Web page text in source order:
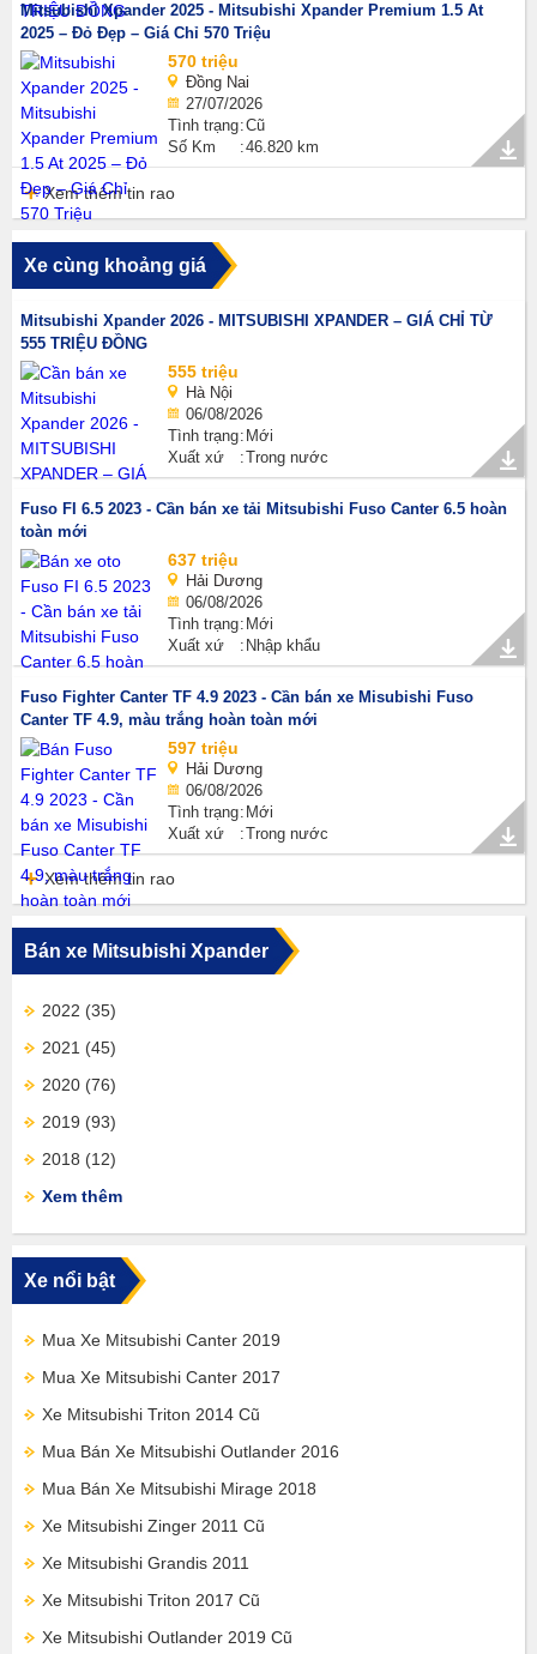
Mitsubishi Xpander 2025 - Mitsubishi Xpander Premium 1.5 At
2025 – Đỏ Đẹp – Giá Chỉ 570 Triệu
570 triệu
Đồng Nai
27/07/2026
Tình trạng Cũ
Số Km
46.820 km
Xem thêm tin rao
Xe cùng khoảng giá
Mitsubishi Xpander 2026 - MITSUBISHI XPANDER – GIÁ CHỈ TỪ
555 TRIỆU ĐỒNG
555 triệu
Hà Nội
06/08/2026
Tình trạng Mới
Xuất xứ
Trong nước
Fuso FI 6.5 2023 - Cần bán xe tải Mitsubishi Fuso Canter 6.5 hoàn
toàn mới
637 triệu
Hải Dương
06/08/2026
Tình trạng Mới
Xuất xứ
Nhập khẩu
Fuso Fighter Canter TF 4.9 2023 - Cần bán xe Misubishi Fuso
Canter TF 4.9, màu trắng hoàn toàn mới
597 triệu
Hải Dương
06/08/2026
Tình trạng Mới
Xuất xứ
Trong nước
Xem thêm tin rao
Bán xe Mitsubishi Xpander
2022 (35)
2021 (45)
2020 (76)
2019 (93)
2018 (12)
Xem thêm
Xe nổi bật
Mua Xe Mitsubishi Canter 2019
Mua Xe Mitsubishi Canter 2017
Xe Mitsubishi Triton 2014 Cũ
Mua Bán Xe Mitsubishi Outlander 2016
Mua Bán Xe Mitsubishi Mirage 2018
Xe Mitsubishi Zinger 2011 Cũ
Xe Mitsubishi Grandis 2011
Xe Mitsubishi Triton 2017 Cũ
Xe Mitsubishi Outlander 2019 Cũ